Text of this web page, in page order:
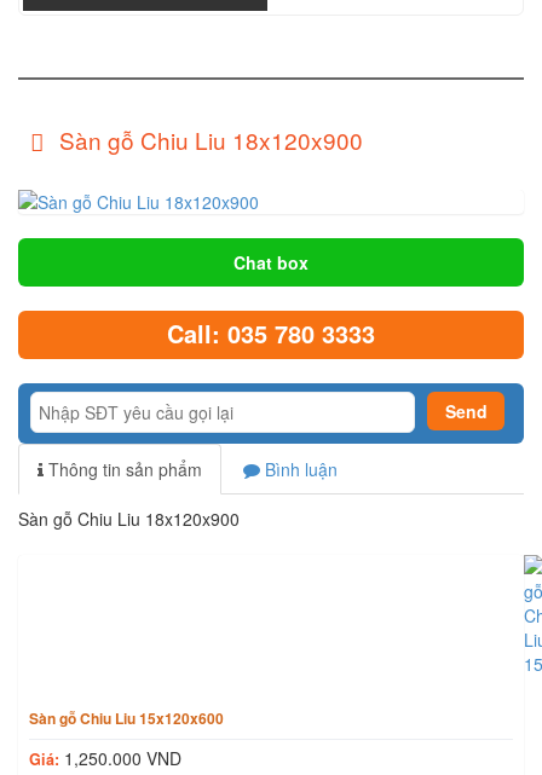
Sàn gỗ Chiu Liu 18x120x900
Chat box
Call: 035 780 3333
Thông tin sản phẩm Bình luận
Sàn gỗ Chiu Liu 18x120x900
Sàn gỗ Chiu Liu 15x120x600
Giá: 1,250.000 VND